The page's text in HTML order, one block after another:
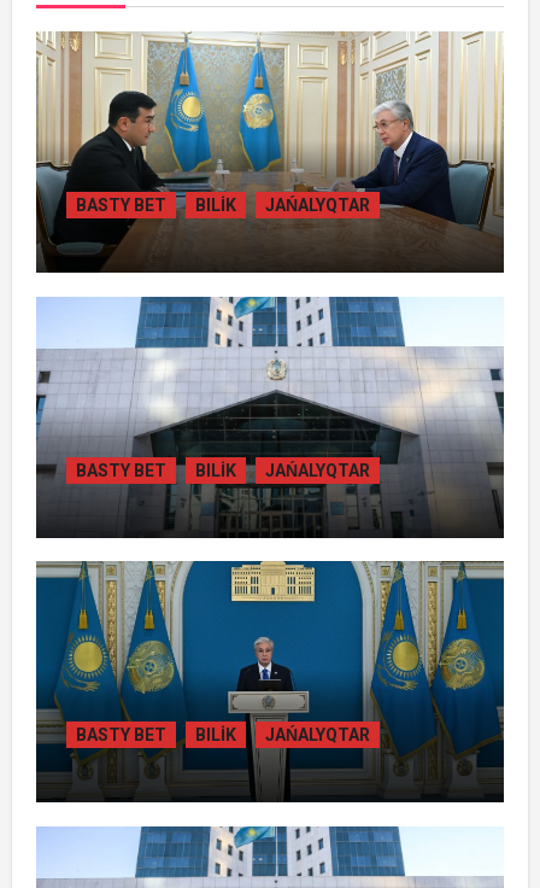
BASTY BET BILİK JAŃALYQTAR
ПРЕЗИДЕНТ «БӘЙТЕРЕК» ХОЛДИНГІНІҢ
БАСШЫСЫН ҚАБЫЛДАДЫ
BASTY BET BILİK JAŃALYQTAR
ЖАМБЫЛ ОБЛЫСЫНДА
ҚАЙТАРЫЛҒАН АКТИВТЕР ЕСЕБІНЕН
84 МЫҢ ТҰРҒЫН ТҰРАҚТЫ ГАЗБЕН
ҚАМТЫЛАДЫ
BASTY BET BILİK JAŃALYQTAR
ТОҚАЕВ БІРНЕШЕ ІРІ АВТОЖОЛ
ЖОБАСЫНЫҢ ҚҰРЫЛЫСЫН РЕСМИ
ТҮРДЕ БАСТАП БЕРДІ